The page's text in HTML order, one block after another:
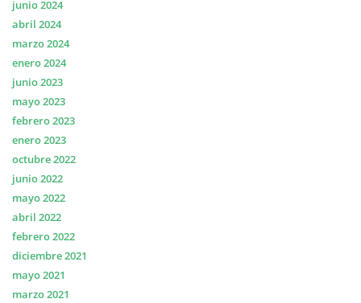
junio 2024
abril 2024
marzo 2024
enero 2024
junio 2023
mayo 2023
febrero 2023
enero 2023
octubre 2022
junio 2022
mayo 2022
abril 2022
febrero 2022
diciembre 2021
mayo 2021
marzo 2021